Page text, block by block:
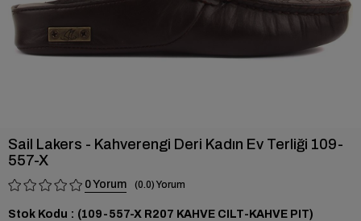
Sail Lakers - Kahverengi Deri Kadın Ev Terliği 109-
557-X
0 0.0
Stok Kodu (109-557-X R207 KAHVE CILT-KAHVE PIT)